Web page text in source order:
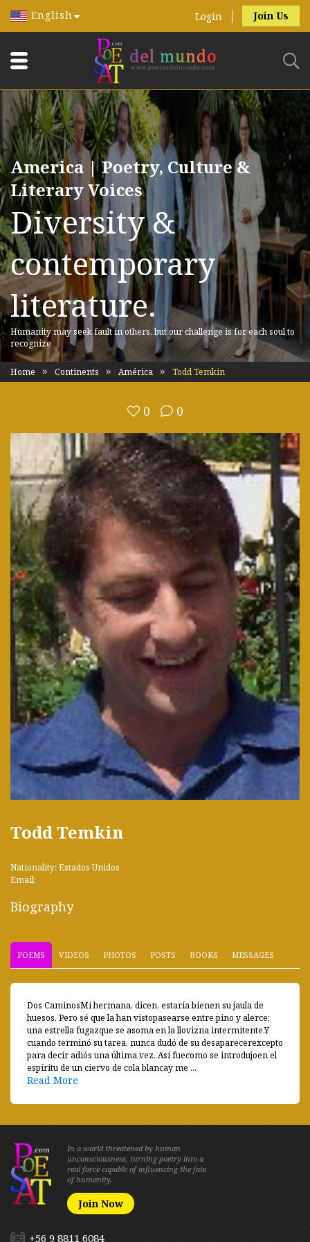
English Login Join Us
America | Poetry, Culture &
Literary Voices
Diversity &
contemporary
literature.
Humanity may seek fault in others, but our challenge is for each soul to
recognize
Home Continents América Todd Temkin
0 0
Todd Temkin
Nationality: Estados Unidos
Email:
Biography
POEMS VIDEOS PHOTOS POSTS BOOKS MESSAGES
Dos CaminosMi hermana, dicen, estaría bienen su jaula de
huesos. Pero sé que la han vistopasearse entre pino y alerce;
una estrella fugazque se asoma en la llovizna intermitente.Y
cuando terminó su tarea, nunca dudó de su desaparecerexcepto
para decir adiós una última vez. Así fuecomo se introdujoen el
espíritu de un ciervo de cola blancay me ...
Read More
In a world threatened by human
unconsciousness, turning poetry into a
real force capable of influencing the fate
of humanity.
Join Now
+56 9 8811 6084